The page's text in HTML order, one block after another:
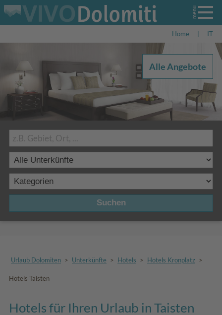
Home IT
Suchen
Alle Angebote
Urlaub Dolomiten > Unterkünfte > Hotels > Hotels Kronplatz >
Hotels Taisten
Hotels für Ihren Urlaub in Taisten